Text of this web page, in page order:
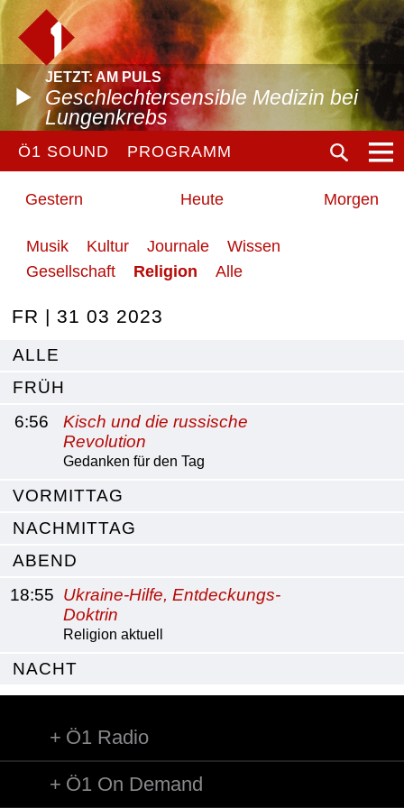
JETZT: AM PULS
Geschlechtersensible Medizin bei
Lungenkrebs
Ö1 SOUND PROGRAMM
Gestern Heute Morgen
Musik Kultur Journale
Wissen
Gesellschaft
Religion Alle
FR | 31 03 2023
ALLE
FRÜH
6:56
Kisch und die russische
Revolution
Gedanken für den Tag
VORMITTAG
NACHMITTAG
ABEND
18:55 Ukraine-Hilfe, Entdeckungs-
Doktrin
Religion aktuell
NACHT
Ö1 Radio
Ö1 On Demand